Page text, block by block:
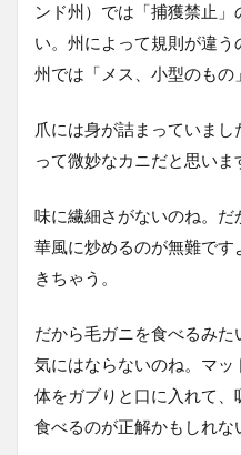
ンド州）では「捕獲禁止
い。州によって規則が違
州では「メス、小型のもの
爪には身が詰まっていま
って微妙なカニだと思いま
味に繊細さがないのね。
華風に炒めるのが無難で
きちゃう。
だから毛ガニを食べるみ
気にはならないのね。マ
体をガブりと口に入れて、
食べるのが正解かもしれな